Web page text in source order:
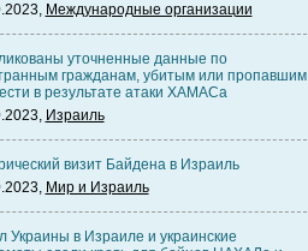
Международные организации
уточненные данные по
гражданам, убитым или пропавшим
в результате атаки ХАМАСа
Израиль
визит Байдена в Израиль
Мир и Израиль
Украины в Израиле и украинские